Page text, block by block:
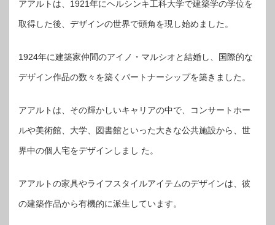
アアルトは、1921年にヘルシンキ工科大学で建築学の学位を
取得した後、デザインの世界で頭角を現し始めました。
1924年に建築家仲間のアイノ・マルシオと結婚し、国際的な
デザイン作品の数々を築くパートナーシップを築きました。
アアルトは、その輝かしいキャリアの中で、コンサートホー
ルや美術館、大学、図書館といった大きな公共施設から、世
界中の個人宅をデザインしまし た。
アアルトの家具やライフスタイルアイテムのデザインは、彼
の建築作品から有機的に派生しています。